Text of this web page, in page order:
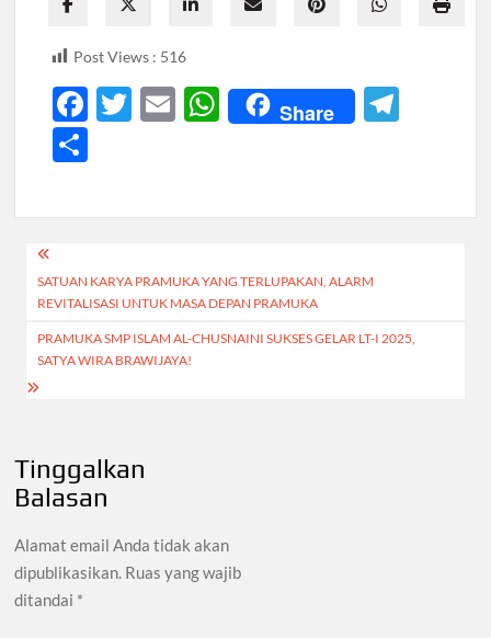
Post Views : 516
F
b
o
k
T
er
E
W
s
p
p
Share
gr
ar
Navigasi
pos
SATUAN KARYA PRAMUKA YANG TERLUPAKAN, ALARM
REVITALISASI UNTUK MASA DEPAN PRAMUKA
PRAMUKA SMP ISLAM AL-CHUSNAINI SUKSES GELAR LT-I 2025,
SATYA WIRA BRAWIJAYA!
Tinggalkan
Balasan
Alamat email Anda tidak akan
dipublikasikan. Ruas yang wajib
ditandai *